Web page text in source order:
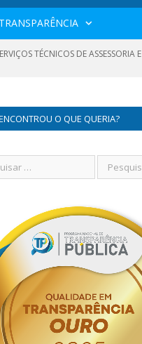
TRANSPARÊNCIA
TÉCNICOS DE ASSESSORIA E
O QUE QUERIA?